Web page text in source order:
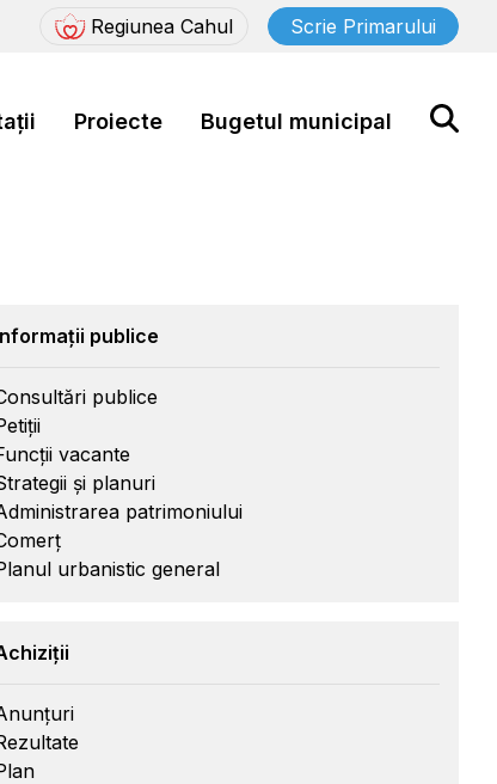
Regiunea Cahul Scrie Primarului
Proiecte Bugetul municipal
publice
publice
vacante
și planuri
patrimoniului
urbanistic general